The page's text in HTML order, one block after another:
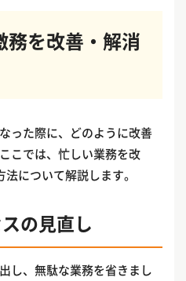
務を改善・解消
った際に、どのように改善
こでは、忙しい業務を改
について解説します。
の見直し
し、無駄な業務を省きまし